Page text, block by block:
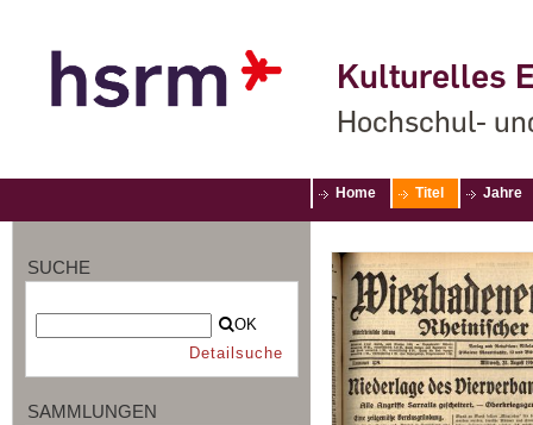
Kulturelles
Hochschul-
Home Titel Jahre
SUCHE
OK
Detailsuche
SAMMLUNGEN